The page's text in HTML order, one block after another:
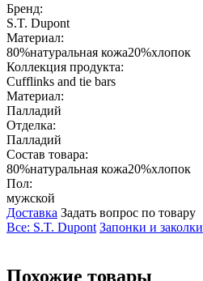
Бренд:
S.T. Dupont
Материал:
80%натуральная кожа20%хлопок
Коллекция продукта:
Cufflinks and tie bars
Материал:
Палладий
Отделка:
Палладий
Состав товара:
80%натуральная кожа20%хлопок
Пол:
мужской
Доставка Задать вопрос по товару
Все: S.T. Dupont Запонки и заколки
Похожие товары